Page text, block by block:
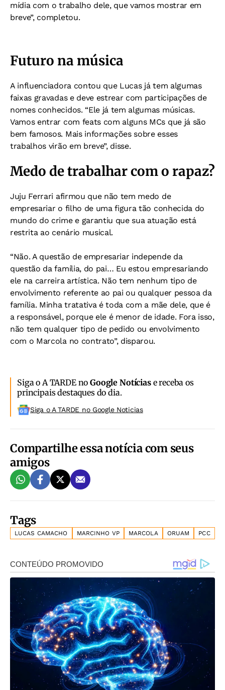
mídia com o trabalho dele, que vamos mostrar em
breve”, completou.
Futuro na música
A influenciadora contou que Lucas já tem algumas
faixas gravadas e deve estrear com participações de
nomes conhecidos. “Ele já tem algumas músicas.
Vamos entrar com feats com alguns MCs que já são
bem famosos. Mais informações sobre esses
trabalhos virão em breve”, disse.
Medo de trabalhar com o rapaz?
Juju Ferrari afirmou que não tem medo de
empresariar o filho de uma figura tão conhecida do
mundo do crime e garantiu que sua atuação está
restrita ao cenário musical.
“Não. A questão de empresariar independe da
questão da família, do pai… Eu estou empresariando
ele na carreira artística. Não tem nenhum tipo de
envolvimento referente ao pai ou qualquer pessoa da
família. Minha tratativa é toda com a mãe dele, que é
a responsável, porque ele é menor de idade. Fora isso,
não tem qualquer tipo de pedido ou envolvimento
com o Marcola no contrato”, disparou.
Siga o A TARDE noGoogle Notíciase receba os
principais destaques do dia.
Siga o A TARDE no Google Noticias
Compartilhe essa notícia com seus
amigos
Tags
LUCAS CAMACHO MARCINHO VP MARCOLA ORUAM PCC